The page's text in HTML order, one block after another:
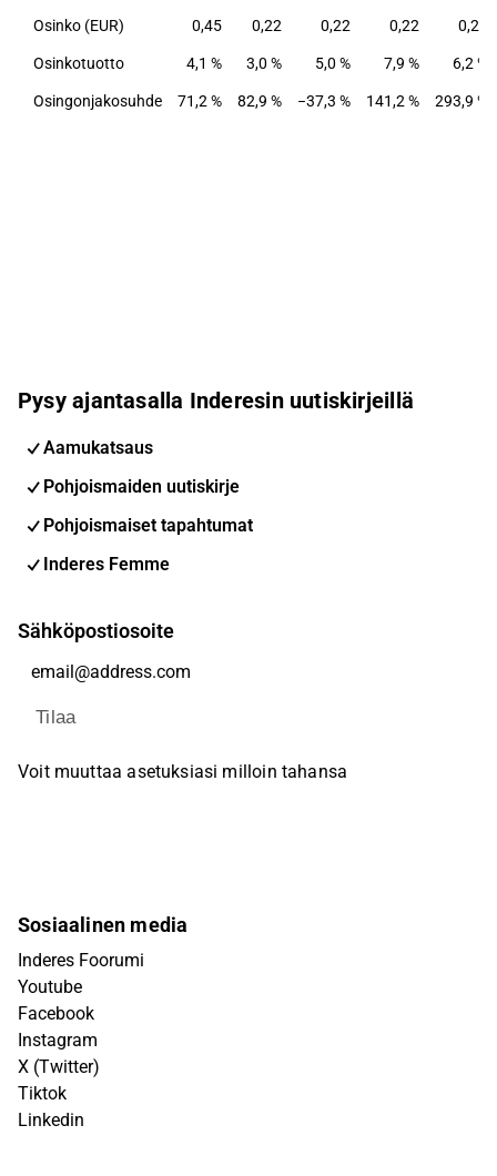
Osinko (EUR) 0,45 0,22 0,22 0,22 0,24
Osinkotuotto 4,1 % 3,0 % 5,0 % 7,9 % 6,2 %
Osingonjakosuhde 71,2 % 82,9 % −37,3 % 141,2 % 293,9 %
Pysy ajantasalla Inderesin uutiskirjeillä
Aamukatsaus
Pohjoismaiden uutiskirje
Pohjoismaiset tapahtumat
Inderes Femme
Sähköpostiosoite
Tilaa
Voit muuttaa asetuksiasi milloin tahansa
Sosiaalinen media
Inderes Foorumi
Youtube
Facebook
Instagram
X (Twitter)
Tiktok
Linkedin